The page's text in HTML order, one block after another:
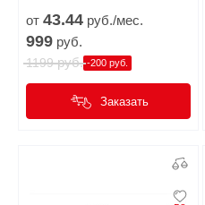
от 43.44 руб./мес.
999 руб.
1199руб. -200 руб.
Заказать